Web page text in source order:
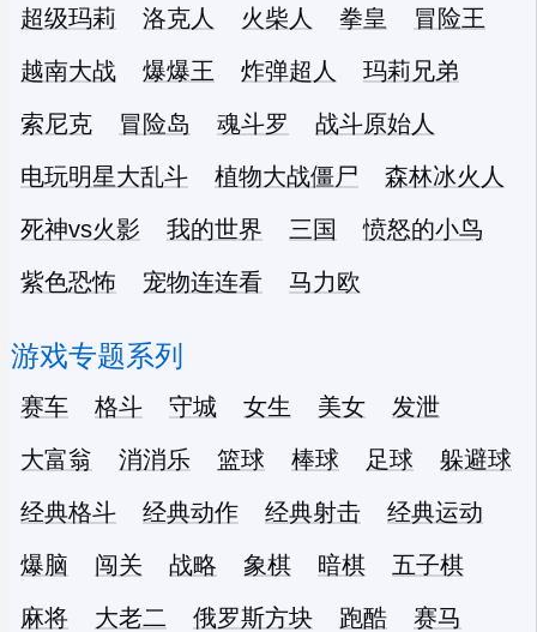
超级玛莉 洛克人 火柴人 拳皇
冒险王
越南大战
爆爆王 炸弹超人
玛莉兄弟
索尼克
冒险岛 魂斗罗
战斗原始人
电玩明星大乱斗
植物大战僵尸
森林冰火人
死神vs火影
我的世界 三国
愤怒的小鸟
紫色恐怖
宠物连连看 马力欧
游戏专题系列
赛车 格斗 守城 女生 美女
发泄
大富翁
消消乐 篮球 棒球 足球
躲避球
经典格斗
经典动作 经典射击
经典运动
爆脑
闯关 战略 象棋 暗棋
五子棋
麻将
大老二 俄罗斯方块 跑酷
赛马